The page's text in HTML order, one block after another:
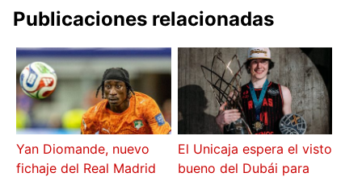
Publicaciones relacionadas
Yan Diomande, nuevo
fichaje del Real Madrid
El Unicaja espera el visto
bueno del Dubái para